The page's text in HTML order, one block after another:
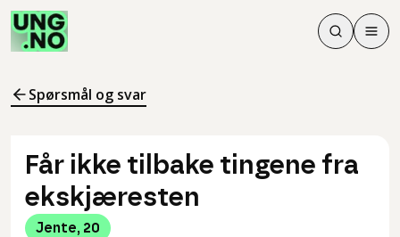
Søk
Søk
Meny
Spørsmål og svar
Får ikke tilbake tingene fra
ekskjæresten
Jente, 20